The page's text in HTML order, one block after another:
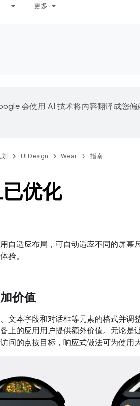
更多
会使用 AI 技术将内容翻译成您偏
UI Design Wear 指南
优化
自适应布局，可自动适应不同的屏幕
验。
价值
文本字段和对话框等元素的格式并调
上的应用用户提供额外价值。无论是
问的点按目标，响应式做法可为使用